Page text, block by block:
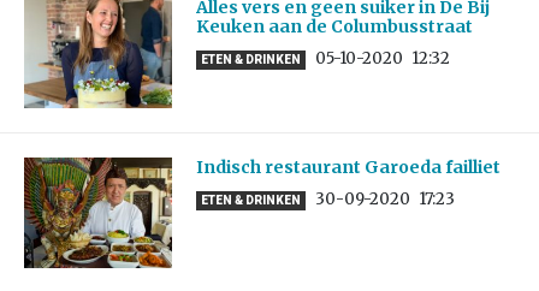
Alles vers en geen suiker in De Bij
Keuken aan de Columbusstraat
ETEN & DRINKEN 05-10-2020 12:32
Indisch restaurant Garoeda failliet
ETEN & DRINKEN 30-09-2020 17:23